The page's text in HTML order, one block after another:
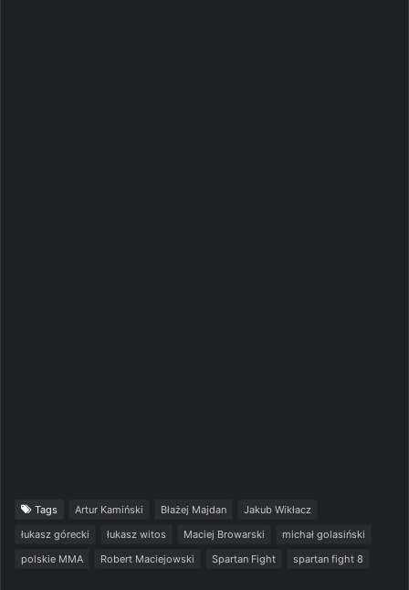
Tags Artur Kamiński Błażej Majdan
Jakub Wikłacz
łukasz górecki
łukasz witos Maciej Browarski
michał golasiński
polskie MMA
Robert Maciejowski Spartan Fight spartan fight 8